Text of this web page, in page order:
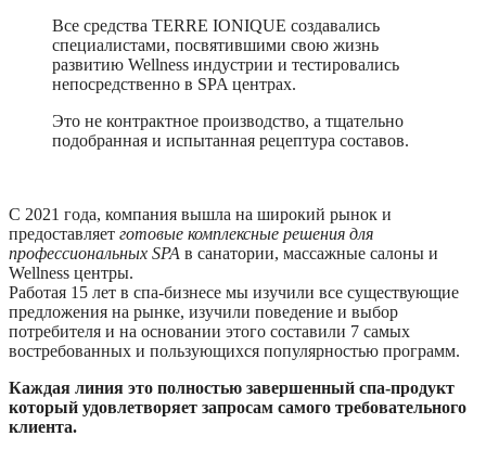
Все средства TERRE IONIQUE создавались
специалистами, посвятившими свою жизнь
развитию Wellness индустрии и тестировались
непосредственно в SPA центрах.
Это не контрактное производство, а тщательно
подобранная и испытанная рецептура составов.
С 2021 года, компания вышла на широкий рынок и
предоставляет готовые комплексные решения для
профессиональных SPA в санатории, массажные салоны и
Wellness центры.
Работая 15 лет в спа-бизнесе мы изучили все существующие
предложения на рынке, изучили поведение и выбор
потребителя и на основании этого составили 7 самых
востребованных и пользующихся популярностью программ.
Каждая линия это полностью завершенный спа-продукт
который удовлетворяет запросам самого требовательного
клиента.